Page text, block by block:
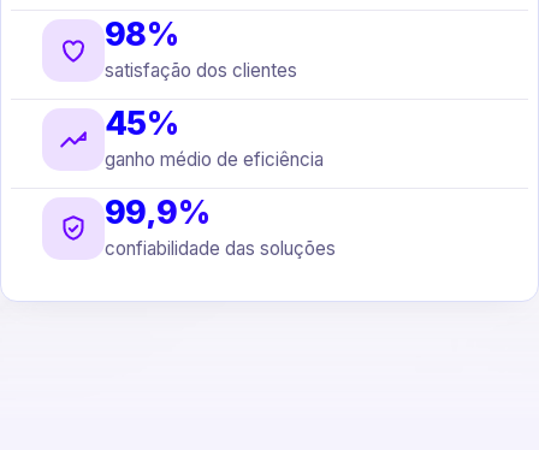
98%
satisfação dos clientes
45%
ganho médio de eficiência
99,9%
confiabilidade das soluções